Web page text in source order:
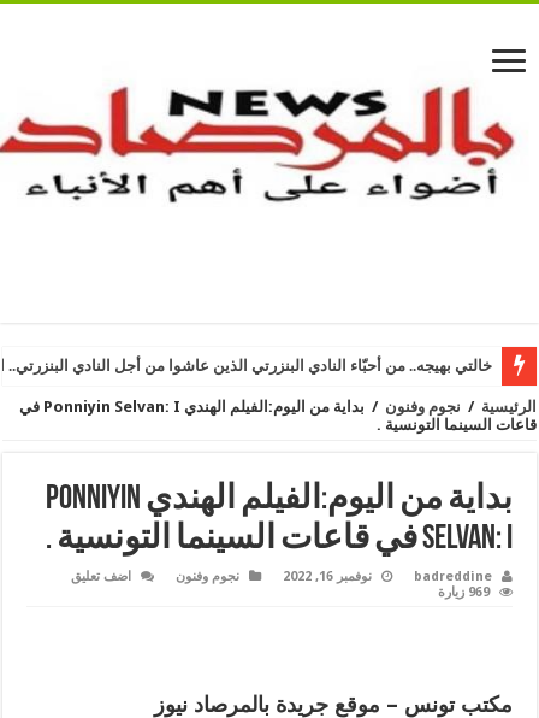
خالتي بهيجه.. من أحبّاء النادي البنزرتي الذين عاشوا من أجل النادي البنزرتي..
الرئيسية / نجوم وفنون /
بداية من اليوم:الفيلم الهندي Ponniyin Selvan: I في
قاعات السينما التونسية .
بداية من اليوم:الفيلم الهندي Ponniyin
Selvan: I في قاعات السينما التونسية .
badreddine نوفمبر 16, 2022 نجوم وفنون
اضف تعليق
969 زيارة
مكتب تونس – موقع جريدة بالمرصاد نيوز